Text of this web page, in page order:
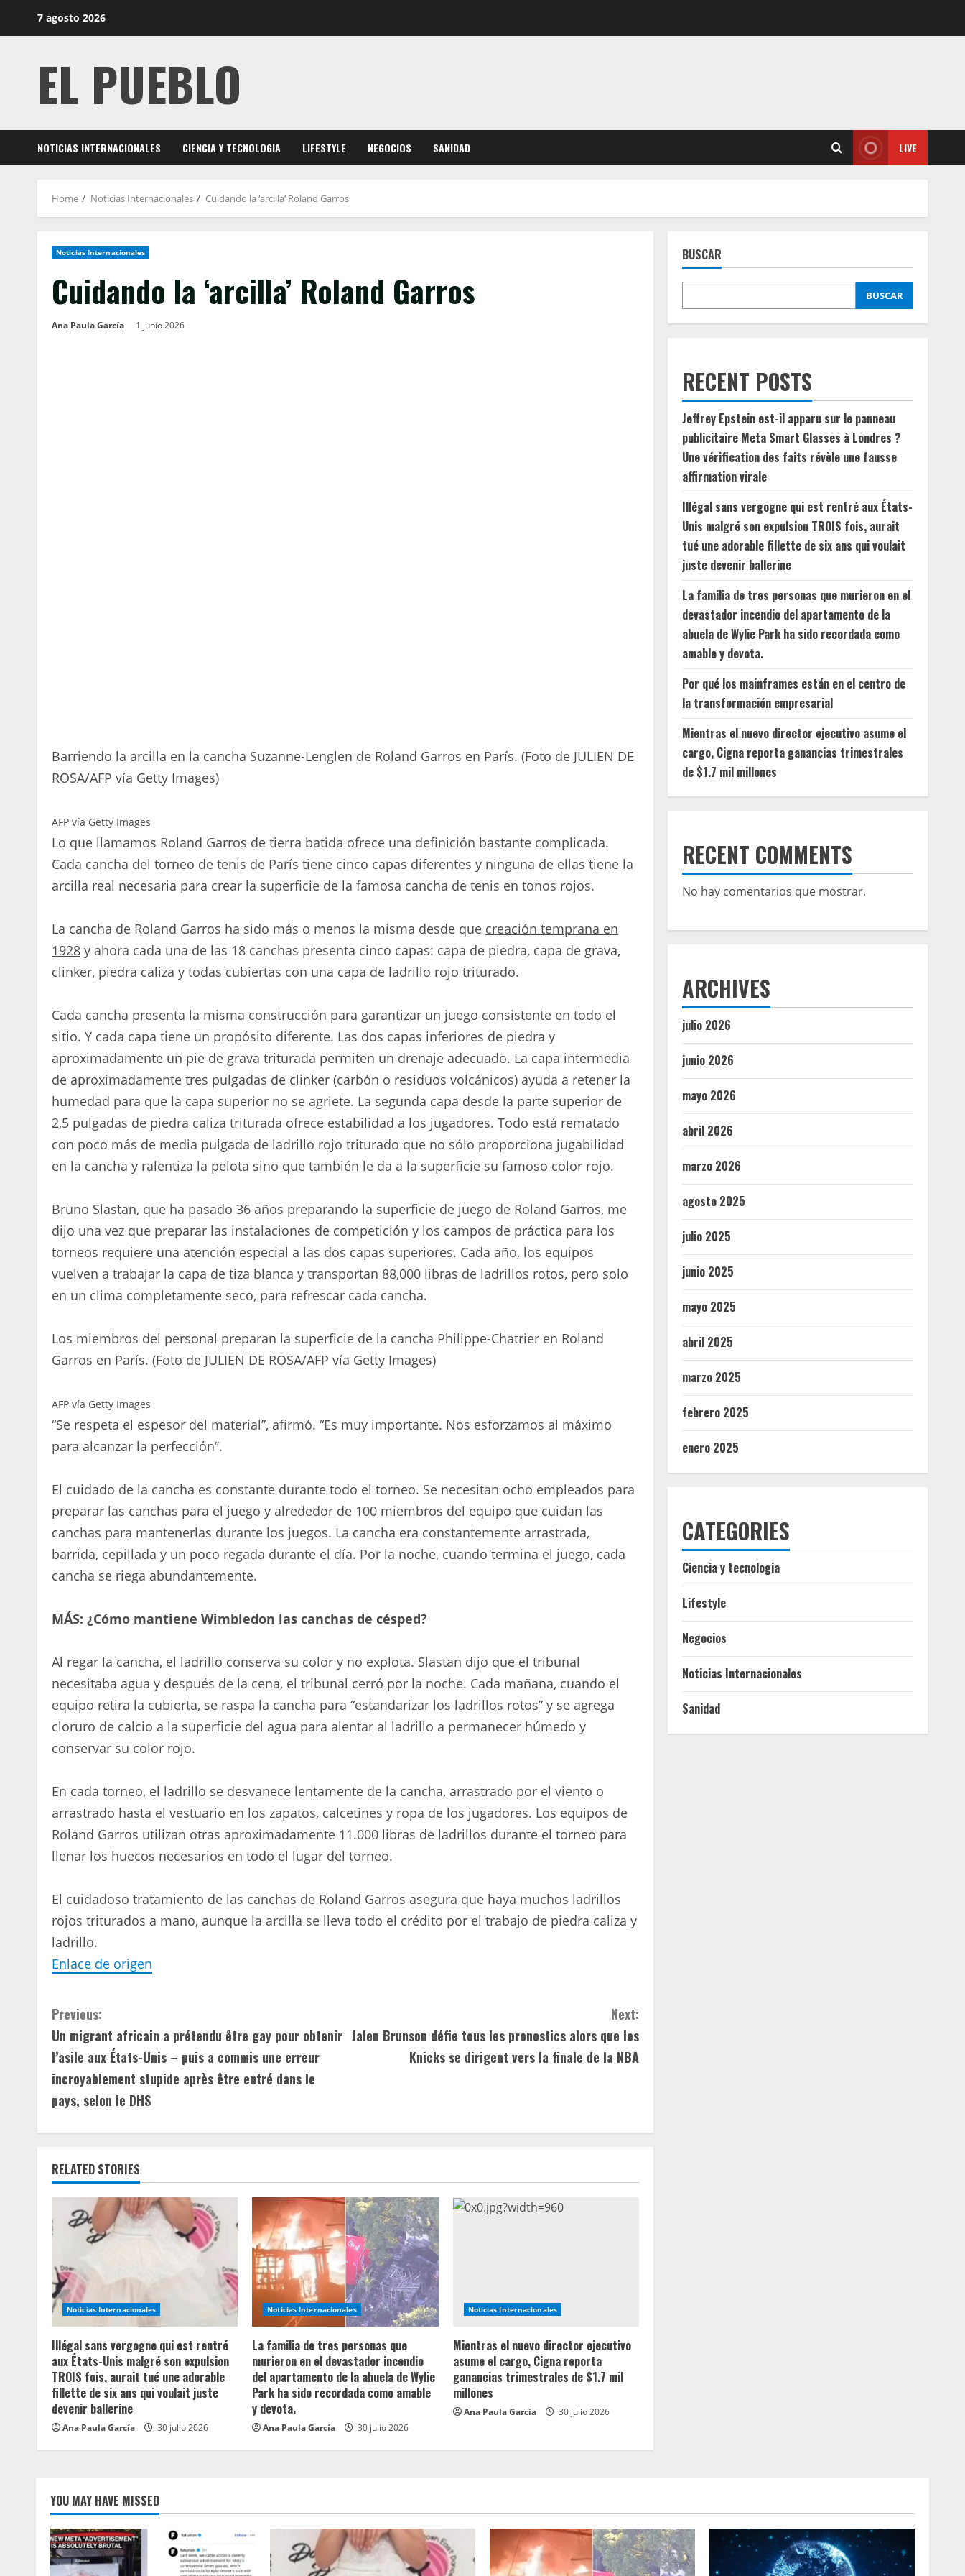
7 agosto 2026
EL PUEBLO
NOTICIAS INTERNACIONALES CIENCIA Y TECNOLOGIA LIFESTYLE NEGOCIOS SANIDAD LIVE
Home Noticias Internacionales Cuidando la ‘arcilla’ Roland Garros
Noticias Internacionales
Cuidando la ‘arcilla’ Roland Garros
Ana Paula García 1 junio 2026
Barriendo la arcilla en la cancha Suzanne-Lenglen de Roland Garros en París. (Foto de JULIEN DE
ROSA/AFP vía Getty Images)
AFP vía Getty Images
Lo que llamamos Roland Garros de tierra batida ofrece una definición bastante complicada.
Cada cancha del torneo de tenis de París tiene cinco capas diferentes y ninguna de ellas tiene la
arcilla real necesaria para crear la superficie de la famosa cancha de tenis en tonos rojos.
La cancha de Roland Garros ha sido más o menos la misma desde que creación temprana en
1928 y ahora cada una de las 18 canchas presenta cinco capas: capa de piedra, capa de grava,
clinker, piedra caliza y todas cubiertas con una capa de ladrillo rojo triturado.
Cada cancha presenta la misma construcción para garantizar un juego consistente en todo el
sitio. Y cada capa tiene un propósito diferente. Las dos capas inferiores de piedra y
aproximadamente un pie de grava triturada permiten un drenaje adecuado. La capa intermedia
de aproximadamente tres pulgadas de clinker (carbón o residuos volcánicos) ayuda a retener la
humedad para que la capa superior no se agriete. La segunda capa desde la parte superior de
2,5 pulgadas de piedra caliza triturada ofrece estabilidad a los jugadores. Todo está rematado
con poco más de media pulgada de ladrillo rojo triturado que no sólo proporciona jugabilidad
en la cancha y ralentiza la pelota sino que también le da a la superficie su famoso color rojo.
Bruno Slastan, que ha pasado 36 años preparando la superficie de juego de Roland Garros, me
dijo una vez que preparar las instalaciones de competición y los campos de práctica para los
torneos requiere una atención especial a las dos capas superiores. Cada año, los equipos
vuelven a trabajar la capa de tiza blanca y transportan 88,000 libras de ladrillos rotos, pero solo
en un clima completamente seco, para refrescar cada cancha.
Los miembros del personal preparan la superficie de la cancha Philippe-Chatrier en Roland
Garros en París. (Foto de JULIEN DE ROSA/AFP vía Getty Images)
AFP vía Getty Images
“Se respeta el espesor del material”, afirmó. “Es muy importante. Nos esforzamos al máximo
para alcanzar la perfección”.
El cuidado de la cancha es constante durante todo el torneo. Se necesitan ocho empleados para
preparar las canchas para el juego y alrededor de 100 miembros del equipo que cuidan las
canchas para mantenerlas durante los juegos. La cancha era constantemente arrastrada,
barrida, cepillada y un poco regada durante el día. Por la noche, cuando termina el juego, cada
cancha se riega abundantemente.
MÁS: ¿Cómo mantiene Wimbledon las canchas de césped?
Al regar la cancha, el ladrillo conserva su color y no explota. Slastan dijo que el tribunal
necesitaba agua y después de la cena, el tribunal cerró por la noche. Cada mañana, cuando el
equipo retira la cubierta, se raspa la cancha para “estandarizar los ladrillos rotos” y se agrega
cloruro de calcio a la superficie del agua para alentar al ladrillo a permanecer húmedo y
conservar su color rojo.
En cada torneo, el ladrillo se desvanece lentamente de la cancha, arrastrado por el viento o
arrastrado hasta el vestuario en los zapatos, calcetines y ropa de los jugadores. Los equipos de
Roland Garros utilizan otras aproximadamente 11.000 libras de ladrillos durante el torneo para
llenar los huecos necesarios en todo el lugar del torneo.
El cuidadoso tratamiento de las canchas de Roland Garros asegura que haya muchos ladrillos
rojos triturados a mano, aunque la arcilla se lleva todo el crédito por el trabajo de piedra caliza y
ladrillo.
Enlace de origen
C
o
n
t
i
n
u
e
R
e
a
d
i
n
g
Previous:
Un migrant africain a prétendu être gay pour obtenir
l’asile aux États-Unis – puis a commis une erreur
incroyablement stupide après être entré dans le
pays, selon le DHS
Next:
Jalen Brunson défie tous les pronostics alors que les
Knicks se dirigent vers la finale de la NBA
RELATED STORIES
Noticias Internacionales
Illégal sans vergogne qui est rentré
aux États-Unis malgré son expulsion
TROIS fois, aurait tué une adorable
fillette de six ans qui voulait juste
devenir ballerine
Ana Paula García 30 julio 2026
Noticias Internacionales
La familia de tres personas que
murieron en el devastador incendio
del apartamento de la abuela de Wylie
Park ha sido recordada como amable
y devota.
Ana Paula García 30 julio 2026
Noticias Internacionales
Mientras el nuevo director ejecutivo
asume el cargo, Cigna reporta
ganancias trimestrales de $1.7 mil
millones
Ana Paula García 30 julio 2026
BUSCAR
BUSCAR
RECENT POSTS
Jeffrey Epstein est-il apparu sur le panneau
publicitaire Meta Smart Glasses à Londres ?
Une vérification des faits révèle une fausse
affirmation virale
Illégal sans vergogne qui est rentré aux États-
Unis malgré son expulsion TROIS fois, aurait
tué une adorable fillette de six ans qui voulait
juste devenir ballerine
La familia de tres personas que murieron en el
devastador incendio del apartamento de la
abuela de Wylie Park ha sido recordada como
amable y devota.
Por qué los mainframes están en el centro de
la transformación empresarial
Mientras el nuevo director ejecutivo asume el
cargo, Cigna reporta ganancias trimestrales
de $1.7 mil millones
RECENT COMMENTS
No hay comentarios que mostrar.
ARCHIVES
julio 2026
junio 2026
mayo 2026
abril 2026
marzo 2026
agosto 2025
julio 2025
junio 2025
mayo 2025
abril 2025
marzo 2025
febrero 2025
enero 2025
CATEGORIES
Ciencia y tecnologia
Lifestyle
Negocios
Noticias Internacionales
Sanidad
YOU MAY HAVE MISSED